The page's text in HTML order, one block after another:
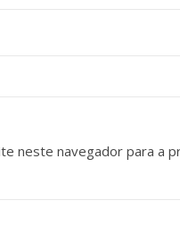
neste navegador para a